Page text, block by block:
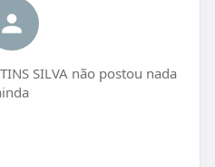
SILVA não postou nada